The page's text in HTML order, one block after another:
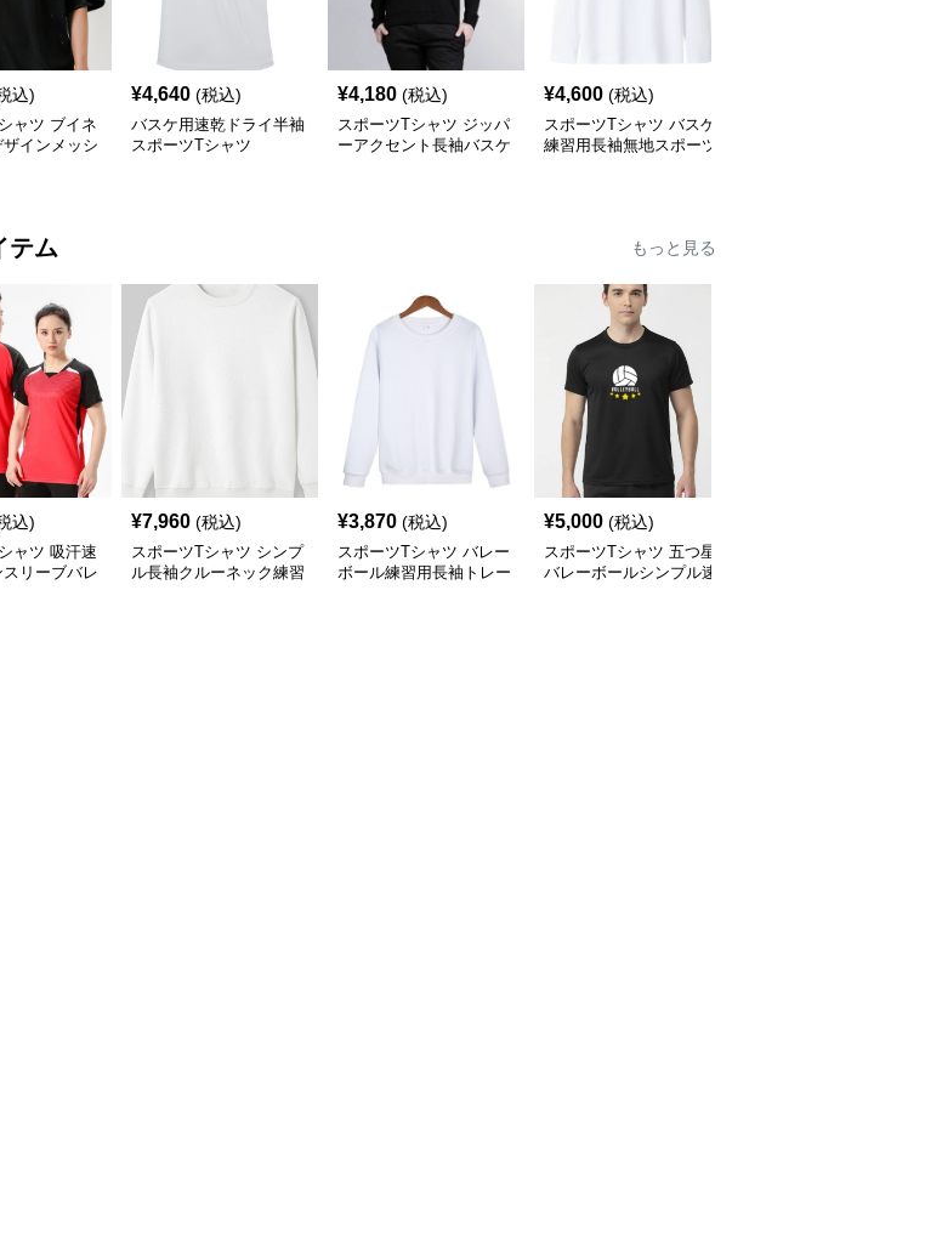
込)
ャツ ブイネ
ザインメッシ
¥4,640 (税込)
バスケ用速乾ドライ半袖
スポーツTシャツ
¥4,180 (税込)
スポーツTシャツ ジッパ
ーアクセント長袖バスケ
¥4,600 (税込)
スポーツTシャツ バスケ
練習用長袖無地スポーツ
テム もっと見る
込)
ャツ 吸汗速
リーブバレ
¥7,960 (税込)
スポーツTシャツ シンプ
ル長袖クルーネック練習
¥3,870 (税込)
スポーツTシャツ バレー
ボール練習用長袖トレー
¥5,000 (税込)
スポーツTシャツ 五つ星
バレーボールシンプル速